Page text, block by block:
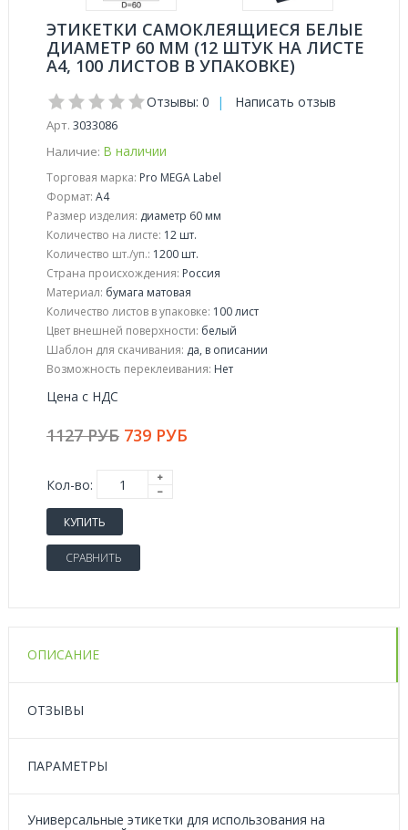
ЭТИКЕТКИ САМОКЛЕЯЩИЕСЯ БЕЛЫЕ
ДИАМЕТР 60 ММ (12 ШТУК НА ЛИСТЕ
А4, 100 ЛИСТОВ В УПАКОВКЕ)
Отзывы: 0 | Написать отзыв
Арт. 3033086
Наличие: В наличии
Торговая марка: Pro MEGA Label
Формат: A4
Размер изделия: диаметр 60 мм
Количество на листе: 12 шт.
Количество шт./уп.: 1200 шт.
Страна происхождения: Россия
Материал: бумага матовая
Количество листов в упаковке: 100 лист
Цвет внешней поверхности: белый
Шаблон для скачивания: да, в описании
Возможность переклеивания: Нет
Цена с НДС
1127 РУБ 739 РУБ
Кол-во:
КУПИТЬ
СРАВНИТЬ
ОПИСАНИЕ
ОТЗЫВЫ
ПАРАМЕТРЫ
Универсальные этикетки для использования на